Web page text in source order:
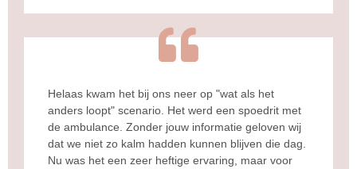
Helaas kwam het bij ons neer op "wat als het
anders loopt" scenario. Het werd een spoedrit met
de ambulance. Zonder jouw informatie geloven wij
dat we niet zo kalm hadden kunnen blijven die dag.
Nu was het een zeer heftige ervaring, maar voor